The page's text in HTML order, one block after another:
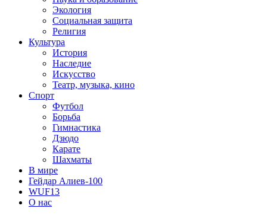
Экология
Социальная защита
Религия
Культура
История
Наследие
Искусство
Театр, музыка, кино
Спорт
Футбол
Борьба
Гимнастика
Дзюдо
Карате
Шахматы
В мире
Гейдар Алиев-100
WUF13
О нас